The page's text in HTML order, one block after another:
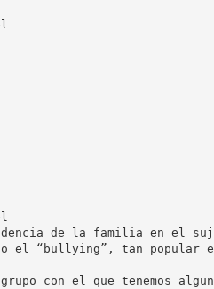
de la familia en el
el “bullying”, tan popular
con el que tenemos